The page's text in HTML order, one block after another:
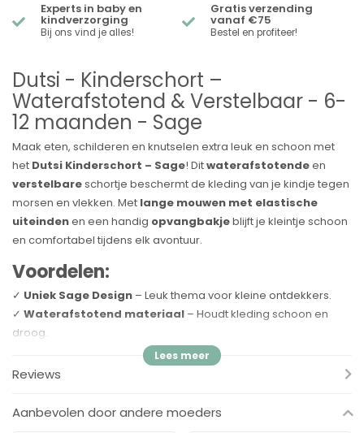
Experts in baby en
kindverzorging
Bij ons vind je alles!
Gratis verzending
vanaf €75
Bestel en profiteer!
Dutsi - Kinderschort –
Waterafstotend & Verstelbaar - 6-
12 maanden - Sage
Maak eten, schilderen en knutselen extra leuk en schoon met
het Dutsi Kinderschort – Sage! Ditwaterafstotendeen
verstelbareschortje beschermt de kleding van je kindje tegen
morsen en vlekken. Met lange mouwen met elastische
uiteindenen een handig opvangbakjeblijft je kleintje schoon
en comfortabel tijdens elk avontuur.
Voordelen:
✓ Uniek Sage Design – Leuk thema voor kleine ontdekkers.
✓ Waterafstotend materiaal – Houdt kleding schoon en
droog.
Lange mouwen met elastiek– Biedt extra bescherming
tegen knoeien en spatten.
minder rommel.
Reviews
Aanbevolen door andere moeders